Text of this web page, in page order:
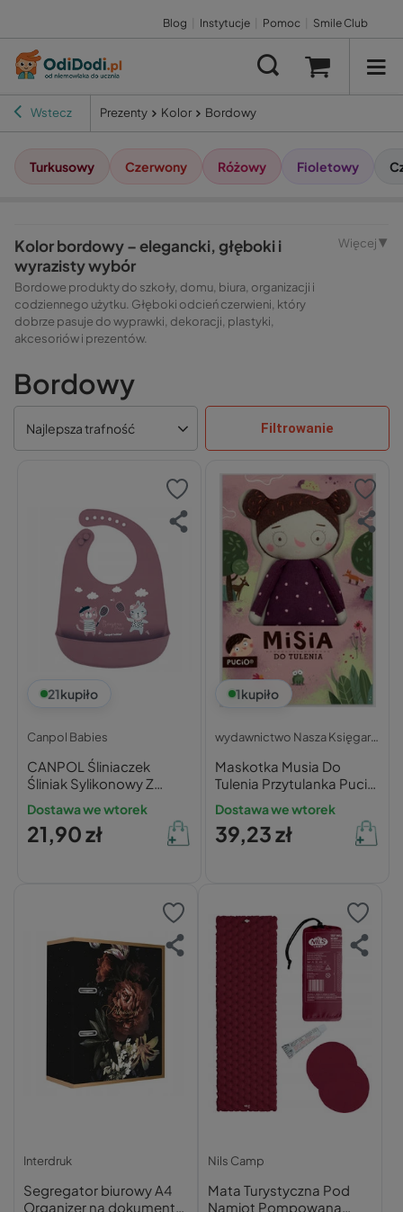
Blog Instytucje Pomoc Smile Club
Wstecz Prezenty Kolor Bordowy
Turkusowy Czerwony Różowy Fioletowy
Kolor bordowy – elegancki, głęboki i
wyrazisty wybór
Bordowe produkty do szkoły, domu, biura, organizacji i
codziennego użytku. Głęboki odcień czerwieni, który
dobrze pasuje do wyprawki, dekoracji, plastyki,
akcesoriów i prezentów.
Więcej ▼
Bordowy
Najlepsza trafność Filtrowanie
21kupiło
Canpol Babies
CANPOL Śliniaczek
Śliniak Sylikonowy Z
Kieszonką KOTKI Koty
Bordowy 74/027
Dostawa we wtorek
21,90 zł
1kupiło
wydawnictwo Nasza Księgarnia
Maskotka Musia Do
Tulenia Przytulanka Pucio
3+ Nasza Księgarnia
Dostawa we wtorek
39,23 zł
Interdruk
Segregator biurowy A4
Organizer na dokumenty
Nils Camp
Mata Turystyczna Pod
Namiot Pompowana